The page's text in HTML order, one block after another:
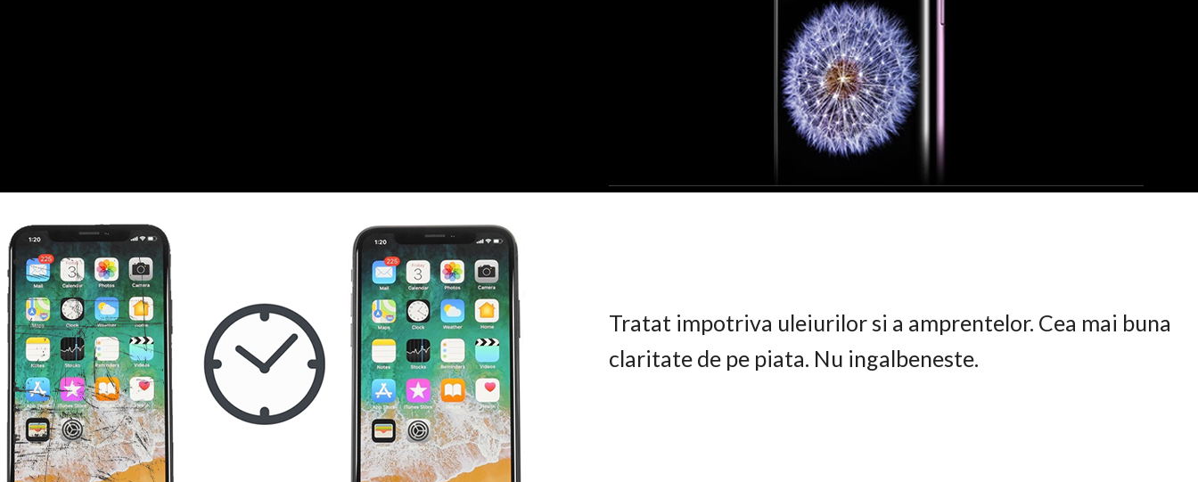
Tratat impotriva uleiurilor si a amprentelor. Cea mai buna
claritate de pe piata. Nu ingalbeneste.